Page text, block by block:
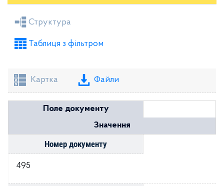
Засідання районної ради
Проекти рішень районної ради
Структура
Таблиця з фільтром
Картка Файли
Поле документу
Значення
Номер документу
495